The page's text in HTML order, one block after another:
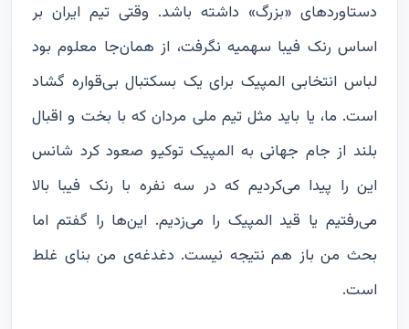
دستاوردهای «بزرگ» داشته باشد. وقتی تیم ایران بر
اساس رنک فیبا سهمیه نگرفت، از همان‌جا معلوم بود
لباس انتخابی المپیک برای یک بسکتبال بی‌قواره گشاد
است. ما، یا باید مثل تیم ملی مردان که با بخت و اقبال
بلند از جام جهانی به المپیک توکیو صعود کرد شانس
این را پیدا می‌کردیم که در سه نفره با رنک فیبا بالا
می‌رفتیم یا قید المپیک را می‌زدیم. این‌ها را گفتم اما
بحث من باز هم نتیجه نیست. دغدغه‌ی من بنای غلط
است.